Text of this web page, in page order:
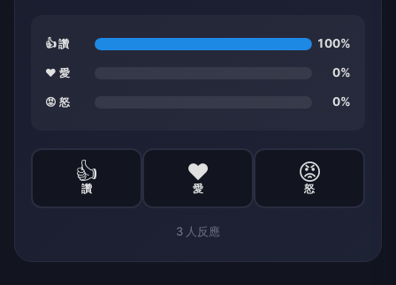
👍 讚 100%
❤️ 愛 0%
😡 怒 0%
👍
讚
❤️
愛
😡
怒
3 人反應